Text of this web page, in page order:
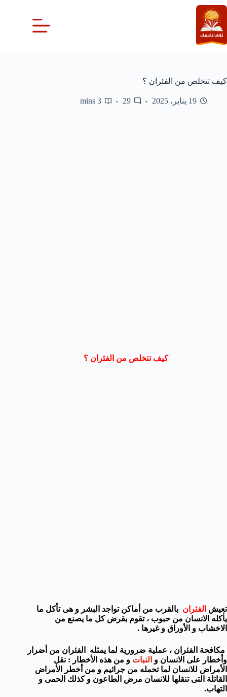
التجاوز
إلى
المحتوى
كيف تتخلص من الفئران ؟
19 يناير، 2025 29
3 mins
كيف تتخلص من الفئران ؟
تعيش الفئران بالقرب من أماكن تواجد البشر و هى تأكل ما
يأكله الانسان من حبوب ، تقوم بقرض كل ما يصنع من
الاخشاب و الأوراق و غيرها .
مكافحة الفئران ، عملية ضرورية لما يمثله الفئران من أضرار
وأخطار على الانسان و النبات و من هذه الأخطار : نقل
الأمراض للانسان لما تحمله من جراثيم و من أخطر الأمراض
القاتلة التى تنقلها للانسان مرض الطاعون و كذلك الحمى و
التهاب.